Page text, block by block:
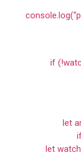
if
let
let